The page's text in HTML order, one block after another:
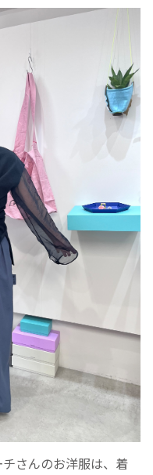
さんのお洋服は、着